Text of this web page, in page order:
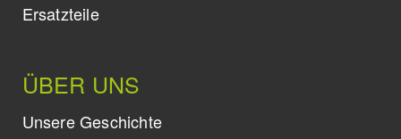
Ersatzteile
ÜBER UNS
Unsere Geschichte